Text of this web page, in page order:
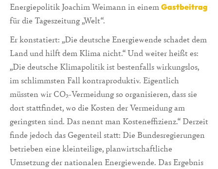
Energiepolitik Joachim Weimann in einem Gastbeitrag
für die Tageszeitung „Welt“.
Er konstatiert: „Die deutsche Energiewende schadet dem
Land und hilft dem Klima nicht.“ Und weiter heißt es:
„Die deutsche Klimapolitik ist bestenfalls wirkungslos,
im schlimmsten Fall kontraproduktiv. Eigentlich
müssten wir CO₂-Vermeidung so organisieren, dass sie
dort stattfindet, wo die Kosten der Vermeidung am
geringsten sind. Das nennt man Kosteneffizienz.“ Derzeit
finde jedoch das Gegenteil statt: Die Bundesregierungen
betrieben eine kleinteilige, planwirtschaftliche
Umsetzung der nationalen Energiewende. Das Ergebnis